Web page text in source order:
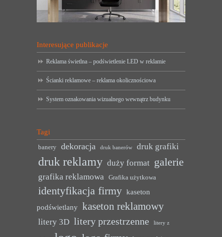
Interesujące publikacje
Reklama świetlna – podświetlenie LED w reklamie
Ścianki reklamowe – reklama okolicznościowa
System oznakowania wizualnego wewnątrz budynku
Tagi
banery dekoracja druk banerów druk grafiki
druk reklamy duży format galerie
grafika reklamowa Grafika użytkowa
identyfikacja firmy kaseton
podświetlany kaseton reklamowy
litery 3D litery przestrzenne litery z